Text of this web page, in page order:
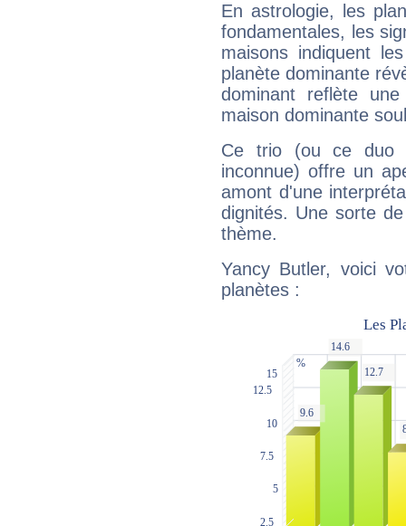
En astrologie, les
fondamentales, les
maisons indiquent
planète dominante
dominant reflète
maison dominante
Ce trio (ou ce duo
inconnue) offre un
amont d'une
dignités. Une sorte
thème.
Yancy Butler, voici
planètes :